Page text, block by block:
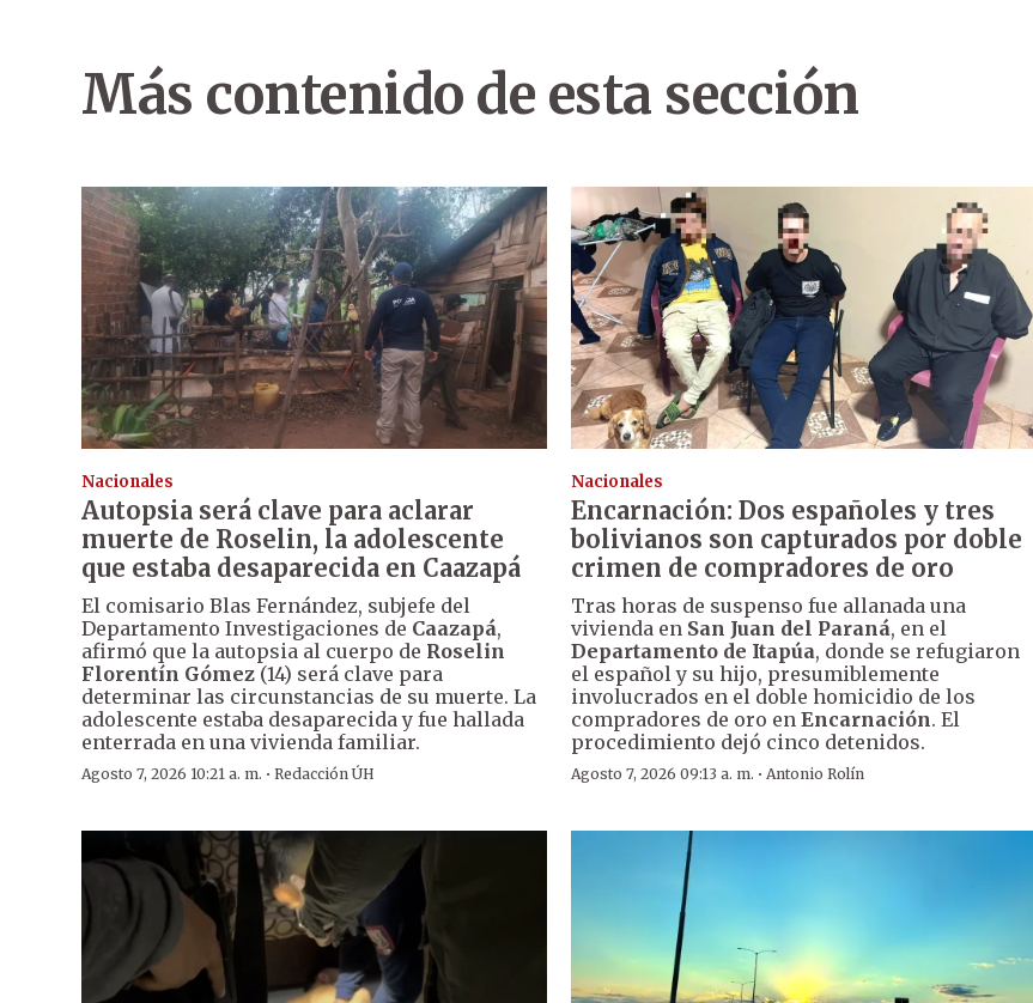
Más contenido de esta sección
Nacionales
Autopsia será clave para aclarar
muerte de Roselin, la adolescente
que estaba desaparecida en Caazapá
El comisario Blas Fernández, subjefe del
Departamento Investigaciones de Caazapá,
afirmó que la autopsia al cuerpo de Roselin
Florentín Gómez (14) será clave para
determinar las circunstancias de su muerte. La
adolescente estaba desaparecida y fue hallada
enterrada en una vivienda familiar.
Agosto 7, 2026 10:21 a. m. · Redacción ÚH
Nacionales
Encarnación: Dos españoles y tres
bolivianos son capturados por doble
crimen de compradores de oro
Tras horas de suspenso fue allanada una
vivienda en San Juan del Paraná, en el
Departamento de Itapúa, donde se refugiaron
el español y su hijo, presumiblemente
involucrados en el doble homicidio de los
compradores de oro enEncarnación. El
procedimiento dejó cinco detenidos.
Agosto 7, 2026 09:13 a. m. ·Antonio Rolín